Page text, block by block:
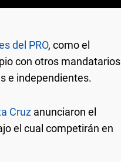
del PRO, como el
con otros mandatarios
e independientes.
Cruz anunciaron el
el cual competirán en